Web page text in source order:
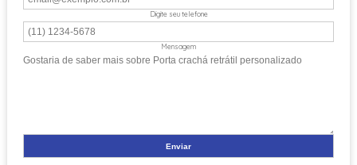
Digite seu telefone
Mensagem